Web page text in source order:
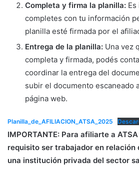
Completa y firma la planilla:
completes con tu información
planilla esté firmada por el
Entrega de la planilla: Una vez
completa y firmada, podés
coordinar la entrega del
subir el documento escaneado
página web.
Planilla_de_AFILIACION_ATSA_2025
IMPORTANTE: Para afiliarte a
requisito ser trabajador en relación
una institución privada del sector